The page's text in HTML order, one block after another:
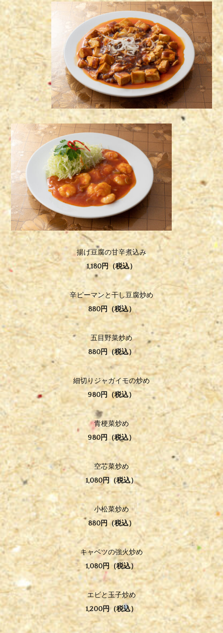
揚げ豆腐の甘辛煮込み
1,180円（税込）
辛ピーマンと干し豆腐炒め
880円（税込）
五目野菜炒め
880円（税込）
細切りジャガイモの炒め
980円（税込）
青梗菜炒め
980円（税込）
空芯菜炒め
1,080円（税込）
小松菜炒め
880円（税込）
キャベツの強火炒め
1,080円（税込）
エビと玉子炒め
1,200円（税込）